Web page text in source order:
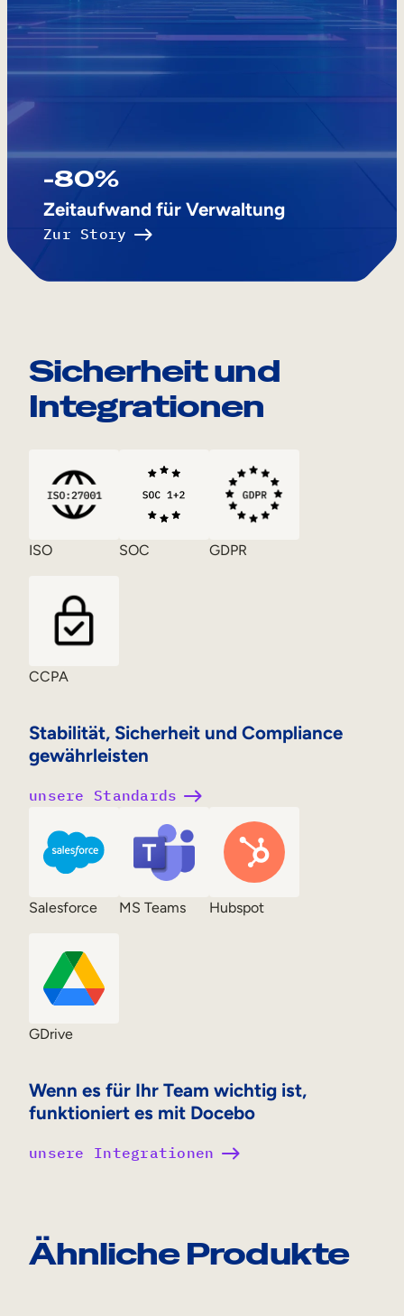
-80%
Zeitaufwand für Verwaltung
Zur Story
Sicherheit und
Integrationen
Stabilität, Sicherheit und Compliance
gewährleisten
ISO SOC GDPR
CCPA
unsere Standards
Wenn es für Ihr Team wichtig ist,
funktioniert es mit Docebo
Salesforce MS Teams Hubspot
GDrive
unsere Integrationen
Ähnliche Produkte